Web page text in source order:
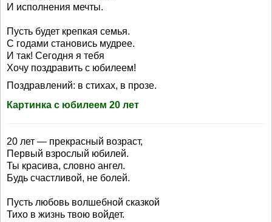
И исполнения мечты.
Пусть будет крепкая семья.
С годами становись мудрее.
И так! Сегодня я тебя
Хочу поздравить с юбилеем!
Поздравлений: в стихах, в прозе.
Картинка с юбилеем 20 лет
20 лет — прекрасный возраст,
Первый взрослый юбилей.
Ты красива, словно ангел.
Будь счастливой, не болей.
Пусть любовь волшебной сказкой
Тихо в жизнь твою войдет.